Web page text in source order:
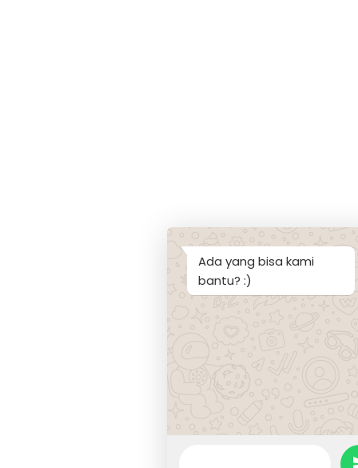
Ada yang bisa kami
bantu? :)